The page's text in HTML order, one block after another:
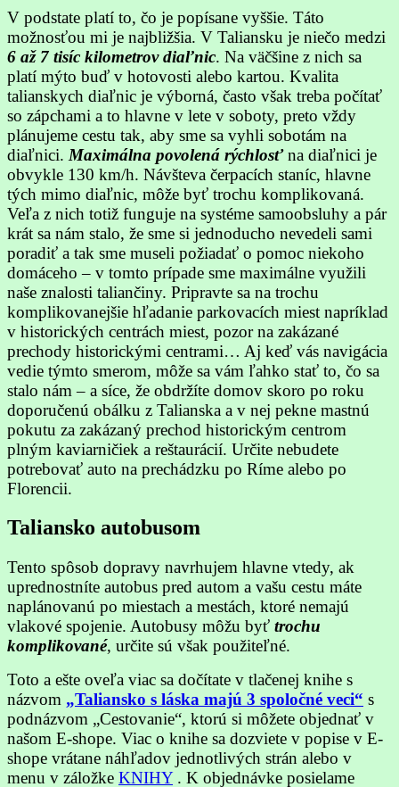
V podstate platí to, čo je popísane vyššie. Táto
možnosťou mi je najbližšia. V Taliansku je niečo medzi
6 až 7 tisíc kilometrov diaľnic. Na väčšine z nich sa
platí mýto buď v hotovosti alebo kartou. Kvalita
talianskych diaľnic je výborná, často však treba počítať
so zápchami a to hlavne v lete v soboty, preto vždy
plánujeme cestu tak, aby sme sa vyhli sobotám na
diaľnici. Maximálna povolená rýchlosťna diaľnici je
obvykle 130 km/h. Návšteva čerpacích staníc, hlavne
tých mimo diaľnic, môže byť trochu komplikovaná.
Veľa z nich totiž funguje na systéme samoobsluhy a pár
krát sa nám stalo, že sme si jednoducho nevedeli sami
poradiť a tak sme museli požiadať o pomoc niekoho
domáceho – v tomto prípade sme maximálne využili
naše znalosti taliančiny. Pripravte sa na trochu
komplikovanejšie hľadanie parkovacích miest napríklad
v historických centrách miest, pozor na zakázané
prechody historickými centrami… Aj keď vás navigácia
vedie týmto smerom, môže sa vám ľahko stať to, čo sa
stalo nám – a síce, že obdržíte domov skoro po roku
doporučenú obálku z Talianska a v nej pekne mastnú
pokutu za zakázaný prechod historickým centrom
plným kaviarničiek a reštaurácií. Určite nebudete
potrebovať auto na prechádzku po Ríme alebo po
Florencii.
Taliansko autobusom
Tento spôsob dopravy navrhujem hlavne vtedy, ak
uprednostníte autobus pred autom a vašu cestu máte
naplánovanú po miestach a mestách, ktoré nemajú
vlakové spojenie. Autobusy môžu byť trochu
komplikované, určite sú však použiteľné.
Toto a ešte oveľa viac sa dočítate v tlačenej knihe s
názvom „Taliansko s láska majú 3 spoločné veci“ s
podnázvom „Cestovanie“, ktorú si môžete objednať v
našom E-shope. Viac o knihe sa dozviete v popise v E-
shope vrátane náhľadov jednotlivých strán alebo v
menu v záložke KNIHY. K objednávke posielame